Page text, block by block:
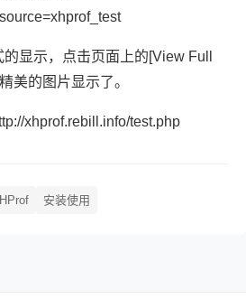
显示，点击页面上的[View Full
美的图片显示了。
xhprof.rebill.info/test.php
安装使用